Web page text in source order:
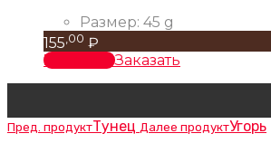
Размер: 45 g
155 ,00 ₽
В корзинуЗаказать
Пред. продуктТунец Далее продуктУгорь